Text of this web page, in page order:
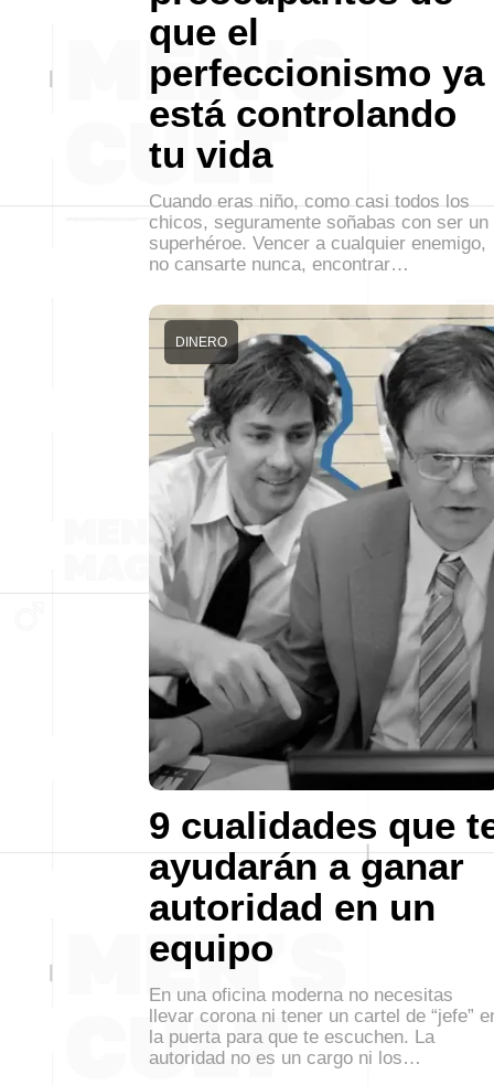
que el
perfeccionismo ya
está controlando
tu vida
Cuando eras niño, como casi todos los
chicos, seguramente soñabas con ser un
superhéroe. Vencer a cualquier enemigo,
no cansarte nunca, encontrar…
9 cualidades que
ayudarán a ganar
autoridad en un
equipo
DINERO
En una oficina moderna no necesitas
llevar corona ni tener un cartel de “jefe”
la puerta para que te escuchen. La
autoridad no es un cargo ni los…